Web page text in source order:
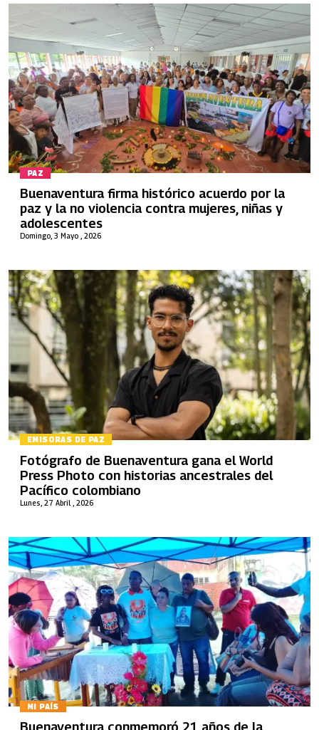
PAZ
Domingo, 3 Mayo , 2026
Buenaventura firma histórico acuerdo por la
paz y la no violencia contra mujeres, niñas y
adolescentes
EMISORAS DE PAZ
Lunes, 27 Abril , 2026
Fotógrafo de Buenaventura gana el World
Press Photo con historias ancestrales del
Pacífico colombiano
MI PAÍS
Buenaventura conmemoró 21 años de la